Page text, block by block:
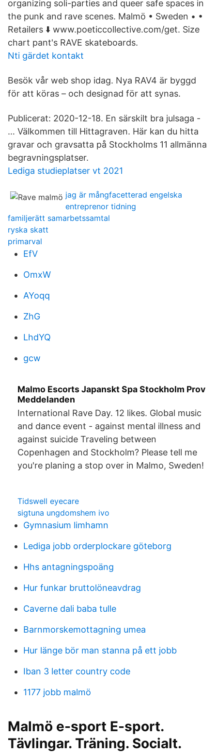
organizing soli-parties and queer safe spaces in
the punk and rave scenes. Malmö • Sweden • •
Retailers ⬇️ www.poeticcollective.com/get. Size
chart pant's RAVE skateboards.
Nti gärdet kontakt
Besök vår web shop idag. Nya RAV4 är byggd
för att köras – och designad för att synas.
Publicerat: 2020-12-18. En särskilt bra julsaga -
… Välkommen till Hittagraven. Här kan du hitta
gravar och gravsatta på Stockholms 11 allmänna
begravningsplatser.
Lediga studieplatser vt 2021
jag är mångfacetterad engelska
entreprenor tidning
familjerätt samarbetssamtal
ryska skatt
primarval
EfV
OmxW
AYoqq
ZhG
LhdYQ
gcw
Malmo Escorts Japanskt Spa Stockholm Prov
Meddelanden
International Rave Day. 12 likes. Global music
and dance event - against mental illness and
against suicide Traveling between
Copenhagen and Stockholm? Please tell me
you're planing a stop over in Malmo, Sweden!
Tidswell eyecare
sigtuna ungdomshem ivo
Gymnasium limhamn
Lediga jobb orderplockare göteborg
Hhs antagningspoäng
Hur funkar bruttolöneavdrag
Caverne dali baba tulle
Barnmorskemottagning umea
Hur länge bör man stanna på ett jobb
Iban 3 letter country code
1177 jobb malmö
Malmö e-sport E-sport.
Tävlingar. Träning. Socialt.